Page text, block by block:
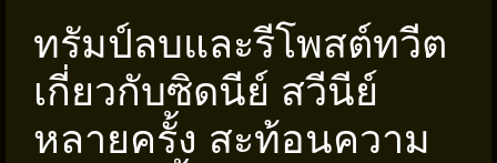
ทรัมป์ลบและรีโพสต์ทวีต
เกี่ยวกับซิดนีย์ สวีนีย์
หลายครั้ง สะท้อนความ